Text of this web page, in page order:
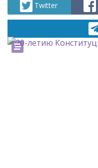
Twitter